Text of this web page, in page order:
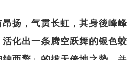
扬，气贯长虹，其身後峰峰
化出一条腾空跃舞的银色蛟